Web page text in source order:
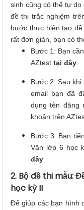
sinh cũng có thể tự
đề thi trắc nghiệm
bước thực hiện tạo
rất đơn giản, bạn có
Bước 1: Bạn
AZtest tại đây
Bước 2: Sau
email bạn đã
dụng tên đăng
khoản trên
Bước 3: Bạn
Văn lớp 6 học
đây
2. Bộ đề thi mẫu:
học kỳ II
Để giúp các bạn hình